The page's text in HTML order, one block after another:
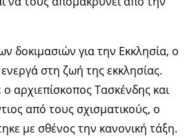
δοκιμασιών για την Εκκλησία, ο
στη ζωή της εκκλησίας.
αρχιεπίσκοπος Τασκένδης και
από τους σχισματικούς, ο
με σθένος την κανονική τάξη.